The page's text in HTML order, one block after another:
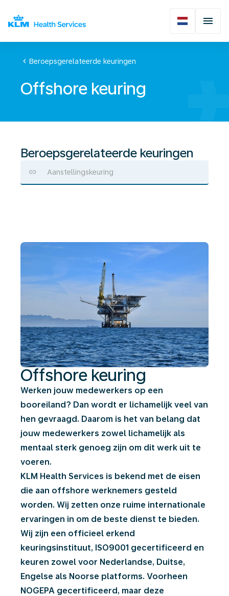
chevron_left Beroepsgerelateerde keuringen
Offshore keuring
Beroepsgerelateerde keuringen
Aanstellingskeuring
Offshore
Offshore keuring
Werken jouw medewerkers op een
booreiland? Dan wordt er lichamelijk veel van
hen gevraagd. Daarom is het van belang dat
jouw medewerkers zowel lichamelijk als
mentaal sterk genoeg zijn om dit werk uit te
voeren.
KLM Health Services is bekend met de eisen
die aan offshore werknemers gesteld
worden. Wij zetten onze ruime internationale
ervaringen in om de beste dienst te bieden.
Wij zijn een officieel erkend
keuringsinstituut, ISO9001 gecertificeerd en
keuren zowel voor Nederlandse, Duitse,
Engelse als Noorse platforms. Voorheen
NOGEPA gecertificeerd, maar deze